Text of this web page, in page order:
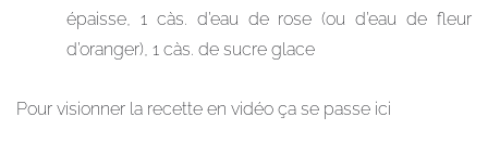
épaisse, 1 càs. d’eau de rose (ou d’eau de fleur
d’oranger), 1 càs. de sucre glace
Pour visionner la recette en vidéo ça se passe ici